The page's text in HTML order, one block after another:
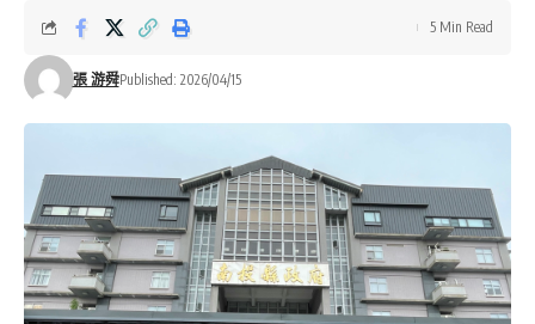
張 游舜Published: 2026/04/15
5 Min Read